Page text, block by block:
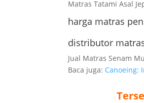
Matras Tatami Asal
harga matras
distributor
Jual Matras Senam
Baca juga: Canoeing: